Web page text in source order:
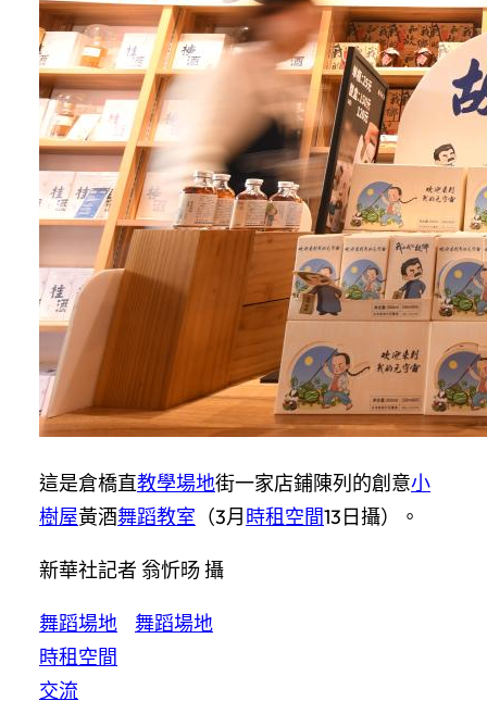
這是倉橋直教學場地街一家店鋪陳列的創意小
樹屋黃酒舞蹈教室 （3月 時租空間13日攝）。
新華社記者 翁忻旸 攝
舞蹈場地
舞蹈場地
時租空間
交流